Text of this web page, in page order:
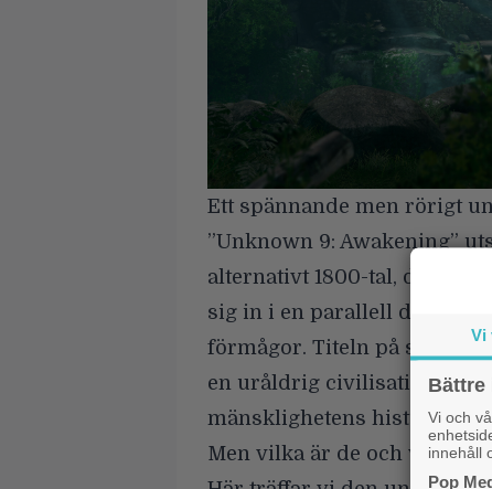
Ett spännande men rörigt
”Unknown 9: Awakening”
alternativt 1800-tal, där det
sig in i en parallell
förmågor. Titeln på spelet
en uråldrig civilisation,
mänsklighetens historia.
Men vilka är de och vad är
Vi
Bättre
Vi och
innehåll
Pop